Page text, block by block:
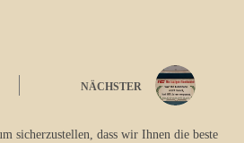
sicherzustellen, dass wir Ihnen die beste
NÄCHSTER